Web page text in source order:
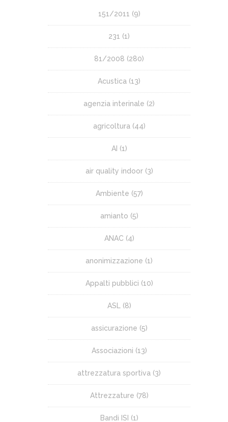
151/2011 (9)
231 (1)
81/2008 (280)
Acustica (13)
agenzia interinale (2)
agricoltura (44)
AI (1)
air quality indoor(3)
Ambiente (57)
amianto (5)
ANAC (4)
anonimizzazione (1)
Appalti pubblici (10)
ASL (8)
assicurazione (5)
Associazioni (13)
attrezzatura sportiva (3)
Attrezzature (78)
Bandi ISI (1)